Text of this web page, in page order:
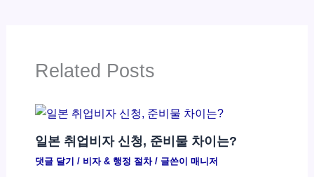
Related Posts
일본 취업비자 신청, 준비물 차이는?
댓글 달기 / 비자 & 행정 절차/ 글쓴이 매니저